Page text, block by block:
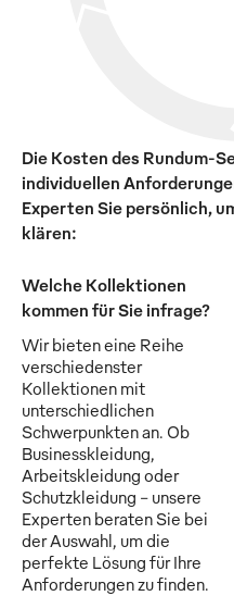
Die Kosten des Rundum-
individuellen
Experten Sie persönlich,
klären:
Welche Kollektionen
kommen für Sie infrage?
Wir bieten eine Reihe
verschiedenster
Kollektionen mit
unterschiedlichen
Schwerpunkten an. Ob
Businesskleidung,
Arbeitskleidung oder
Schutzkleidung - unsere
Experten beraten Sie bei
der Auswahl, um die
perfekte Lösung für Ihre
Anforderungen zu finden.